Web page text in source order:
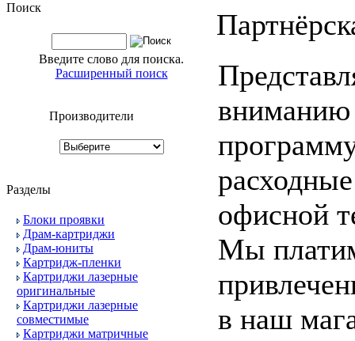
Поиск
Введите слово для поиска.
Расширенный поиск
Производители
Разделы
Блоки проявки
Драм-картриджи
Драм-юниты
Картридж-пленки
Картриджи лазерные
оригинальные
Картриджи лазерные
совместимые
Картриджи матричные
вниманию
офисной
Мы
в наш